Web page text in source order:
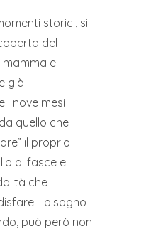
storici, si
del
e
già
i nove mesi
quello che
il proprio
di fasce e
che
il bisogno
può però non